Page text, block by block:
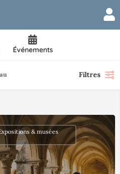
Événements
Filtres
& musées